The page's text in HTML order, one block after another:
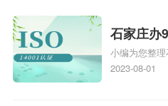
体系认证知识
石家庄办
家庄
小编为您整
庄9000认证
2023-08-01